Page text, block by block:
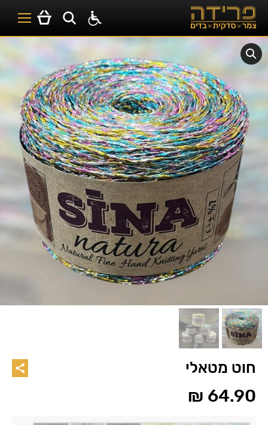
חוט מטאלי
₪ 64.90